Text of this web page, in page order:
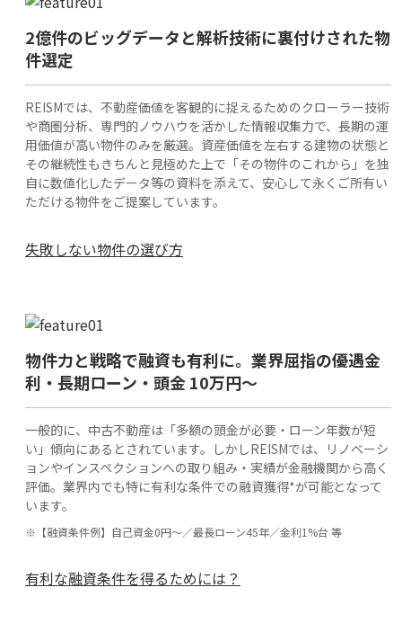
2億件のビッグデータと解析技術に裏付けされた物
件選定
REISMでは、不動産価値を客観的に捉えるためのクローラー技術
や商圏分析、専門的ノウハウを活かした情報収集力で、長期の運
用価値が高い物件のみを厳選。資産価値を左右する建物の状態と
その継続性もきちんと見極めた上で「その物件のこれから」を独
自に数値化したデータ等の資料を添えて、安心して永くご所有い
ただける物件をご提案しています。
失敗しない物件の選び方
物件力と戦略で融資も有利に。業界屈指の優遇金
利・長期ローン・頭金 10万円〜
一般的に、中古不動産は「多額の頭金が必要・ローン年数が短
い」傾向にあるとされています。しかしREISMでは、リノベーシ
ョンやインスペクションへの取り組み・実績が金融機関から高く
評価。業界内でも特に有利な条件での融資獲得*が可能となって
います。
※【融資条件例】自己資金0円〜／最長ローン45年／金利1%台 等
有利な融資条件を得るためには？